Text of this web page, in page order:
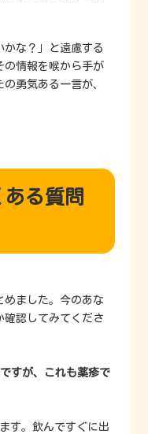
かな？」と遠慮する
の情報を喉から手が
勇気ある一言が、
る質問
めました。今のあな
確認してみてくださ
すが、これも薬疹で
す。飲んですぐに出